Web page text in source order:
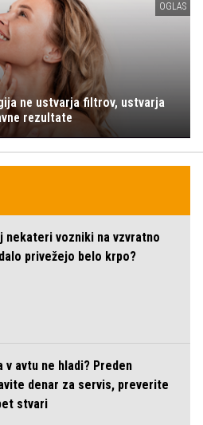
OGLAS
ne ustvarja filtrov, ustvarja
rezultate
nekateri vozniki na vzvratno
privežejo belo krpo?
v avtu ne hladi? Preden
denar za servis, preverite
stvari